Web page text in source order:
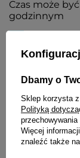
Czas może
godzinnym
Jednoczesny
W pełni
lata
ALARM
Dbamy o
Sklep korzysta
Polityką
Więcej
znaleźć także